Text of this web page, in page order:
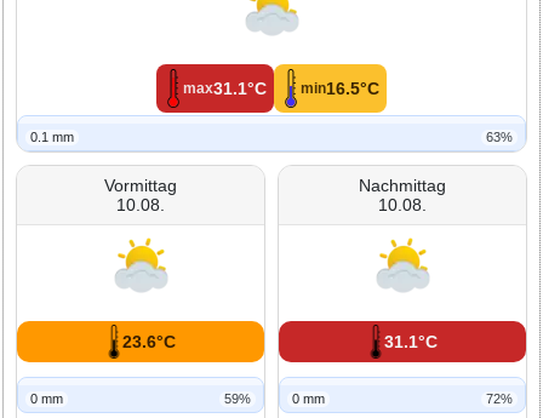
max31.1°C min16.5°C
0.1 mm 63%
Vormittag
10.08.
23.6°C
0 mm 59%
Nachmittag
10.08.
31.1°C
0 mm 72%